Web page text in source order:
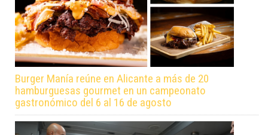
Burger Manía reúne en Alicante a más de 20
hamburguesas gourmet en un campeonato
gastronómico del 6 al 16 de agosto